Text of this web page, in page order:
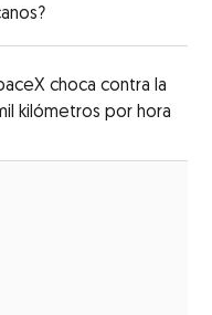
Opens in new
choca contra la
kilómetros por hora